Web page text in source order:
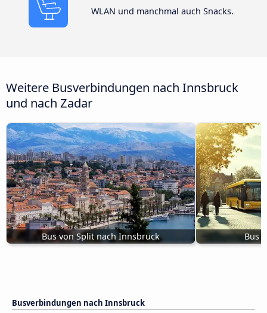
WLAN und manchmal auch Snacks.
Weitere Busverbindungen nach Innsbruck
und nach Zadar
Bus von Split nach Innsbruck Bus
Busverbindungen nach Innsbruck